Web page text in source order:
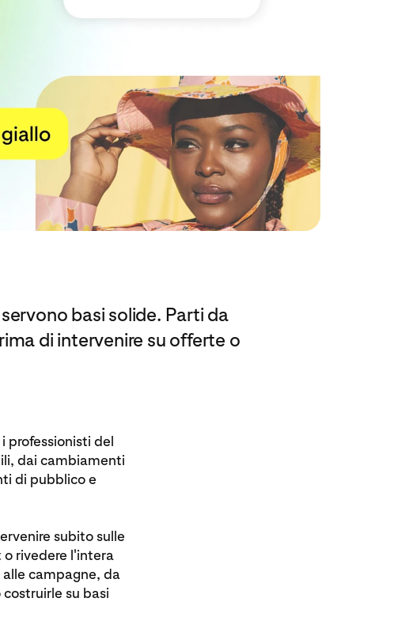
basi solide. Parti da
di intervenire su offerte o
professionisti del
dai cambiamenti
di pubblico e
subito sulle
rivedere l'intera
campagne, da
su basi